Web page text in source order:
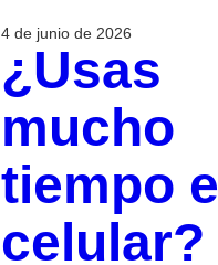
4 de junio de 2026
¿Usas
mucho
tiempo el
celular?